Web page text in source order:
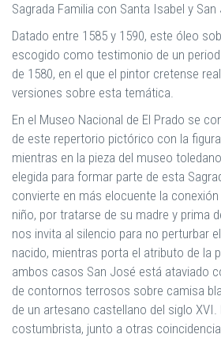
Sagrada Familia con Santa Isabel y San
Datado entre 1585 y 1590, este óleo
escogido como testimonio de un
de 1580, en el que el pintor cretense
versiones sobre esta temática.
En el Museo Nacional de El Prado se
de este repertorio pictórico con la
mientras en la pieza del museo
elegida para formar parte de esta
convierte en más elocuente la
niño, por tratarse de su madre y prima
nos invita al silencio para no perturbar
nacido, mientras porta el atributo de la
ambos casos San José está ataviado
de contornos terrosos sobre camisa
de un artesano castellano del siglo XVI.
costumbrista, junto a otras